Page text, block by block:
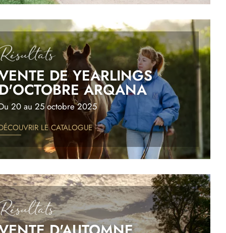
DE YEARLINGS
ARQANA
20 au 25 octobre 2025
LE CATALOGUE